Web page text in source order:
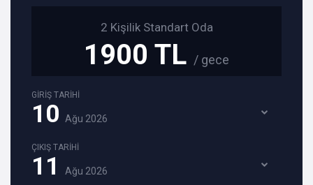
2 Kişilik Standart Oda
1900 TL / gece
GİRİŞ TARİHİ
10 Ağu 2026
ÇIKIŞ TARİHİ
11 Ağu 2026